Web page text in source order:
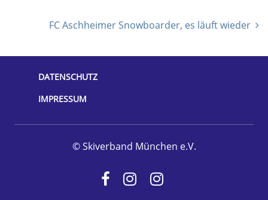
FC Aschheimer Snowboarder, es läuft wieder
DATENSCHUTZ
IMPRESSUM
© Skiverband München e.V.